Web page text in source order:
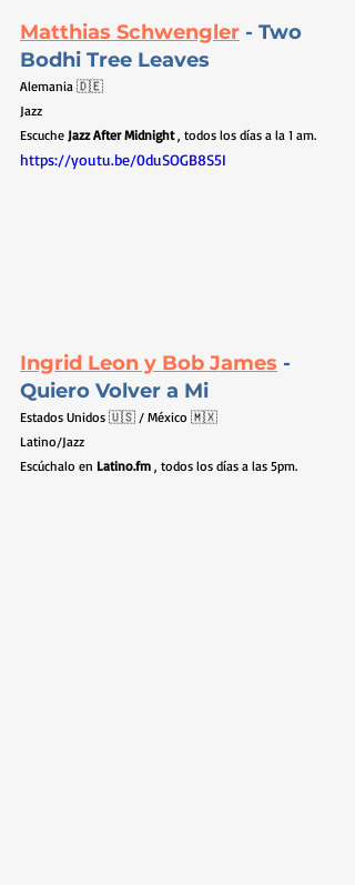
Matthias Schwengler - Two
Bodhi Tree Leaves
Alemania 🇩🇪
Jazz
Escuche Jazz After Midnight , todos los días a la 1 am.
https://youtu.be/0duSOGB8S5I
Ingrid Leon y Bob James -
Quiero Volver a Mi
Estados Unidos 🇺🇸 / México 🇲🇽
Latino/Jazz
Escúchalo en Latino.fm , todos los días a las 5pm.